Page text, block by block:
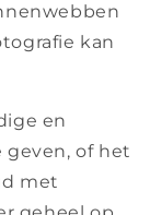
kan
en
of het
met